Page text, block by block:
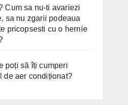
Cum sa nu-ti avariezi
sa nu zgarii podeaua
pricopsesti cu o hernie
poți să îți cumperi
de aer condiționat?